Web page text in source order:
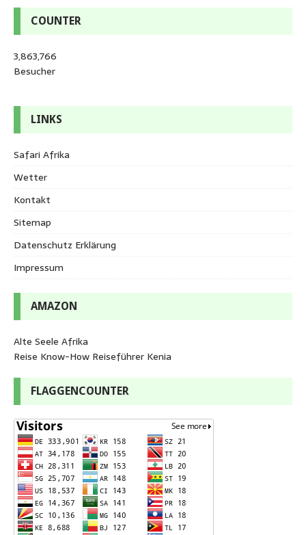
COUNTER
3,863,766
Besucher
LINKS
Safari Afrika
Wetter
Kontakt
Sitemap
Datenschutz Erklärung
Impressum
AMAZON
Alte Seele Afrika
Reise Know-How Reiseführer Kenia
FLAGGENCOUNTER